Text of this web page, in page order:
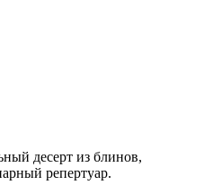
десерт из блинов,
репертуар.